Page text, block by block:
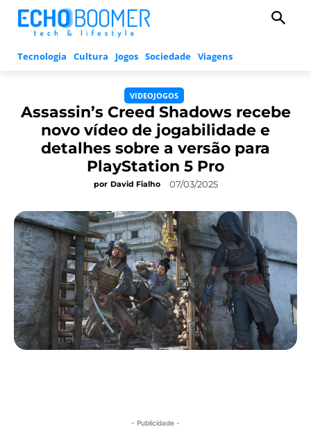
Tecnologia Cultura Jogos Sociedade Viagens
VIDEOJOGOS
Assassin’s Creed Shadows recebe
novo vídeo de jogabilidade e
detalhes sobre a versão para
PlayStation 5 Pro
por David Fialho 07/03/2025
- Publicidade -